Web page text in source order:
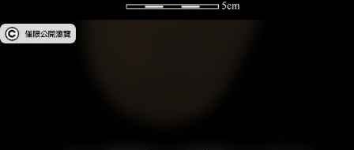
受著作權法保護-僅限於本平台有限度公開瀏覽